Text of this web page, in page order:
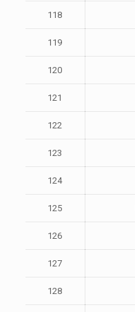
118
119
120
121
122
123
124
125
126
127
128